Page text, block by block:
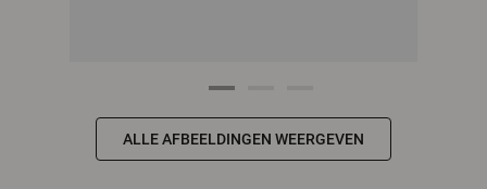
ALLE AFBEELDINGEN WEERGEVEN